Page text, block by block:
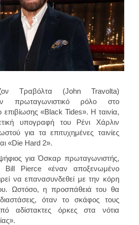
Τραβόλτα (John Travolta)
πρωταγωνιστικό ρόλο στο
επιβίωσης «Black Tides». Η ταινία,
υπογραφή του Ρένι Χάρλιν
για τα επιτυχημένες ταινίες
«Die Hard 2».
για Όσκαρ πρωταγωνιστής,
Bill Pierce «έναν αποξενωμένο
να επανασυνδεθεί με την κόρη
Ωστόσο, η προσπάθειά του θα
διαστάσεις, όταν το σκάφος τους
αδίστακτες όρκες στα νότια